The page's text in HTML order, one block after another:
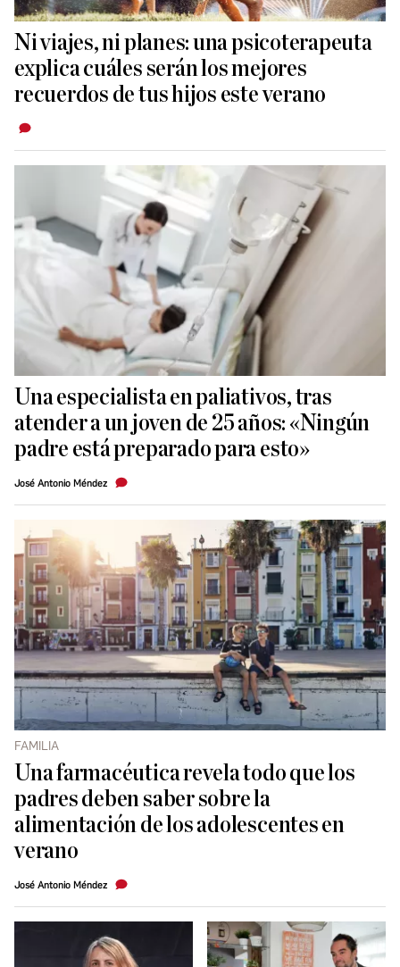
Ni viajes, ni planes: una psicoterapeuta
explica cuáles serán los mejores
recuerdos de tus hijos este verano
Una especialista en paliativos, tras
atender a un joven de 25 años: «Ningún
padre está preparado para esto»
José Antonio Méndez
FAMILIA
Una farmacéutica revela todo que los
padres deben saber sobre la
alimentación de los adolescentes en
verano
José Antonio Méndez